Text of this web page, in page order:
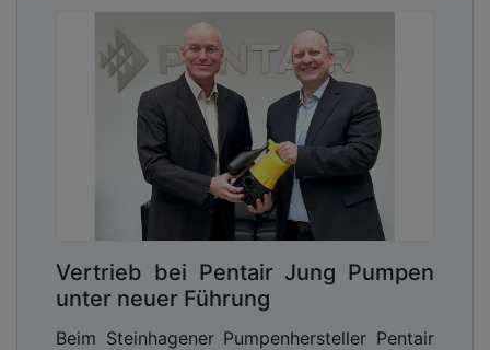
Vertrieb bei Pentair Jung Pumpen
unter neuer Führung
Beim Steinhagener Pumpenhersteller Pentair